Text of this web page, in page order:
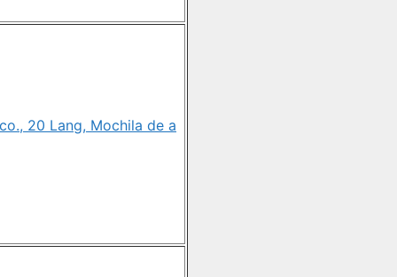
20 Lang, Mochila de a